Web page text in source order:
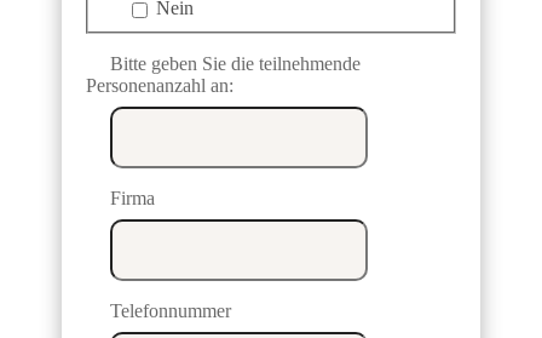
Nein
Bitte geben Sie die teilnehmende
Personenanzahl an:
Firma
Telefonnummer